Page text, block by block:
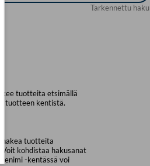
Tarkennettu haku
tuotteita etsimällä
tuotteen kentistä.
hakea tuotteita
kohdistaa hakusanat
-kentässä voi